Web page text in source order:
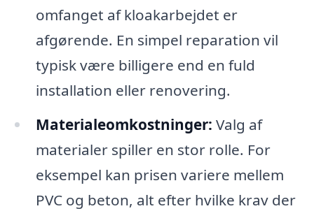
omfanget af kloakarbejdet er
afgørende. En simpel reparation vil
typisk være billigere end en fuld
installation eller renovering.
Materialeomkostninger: Valg af
materialer spiller en stor rolle. For
eksempel kan prisen variere mellem
PVC og beton, alt efter hvilke krav der